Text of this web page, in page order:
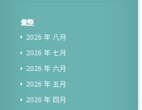
彙整
2026 年 八月
2026 年 七月
2026 年 六月
2026 年 五月
2026 年 四月